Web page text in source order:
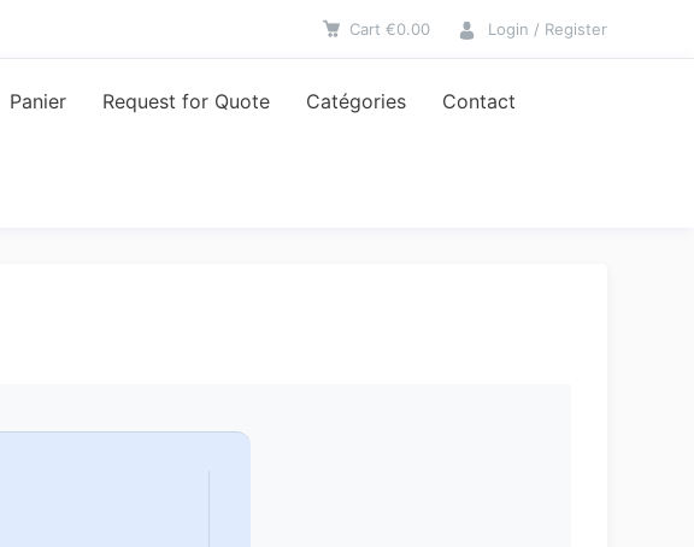
Cart €0.00 Login / Register
Panier Request for Quote Catégories Contact